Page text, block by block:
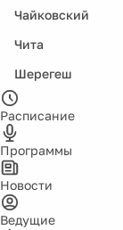
Чайковский
Чита
Шерегеш
Расписание
Программы
Новости
Ведущие